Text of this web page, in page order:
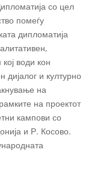
со цел
помеѓу
дипломатија
води кон
и културно
на
на проектот
кампови со
и Р. Косово.